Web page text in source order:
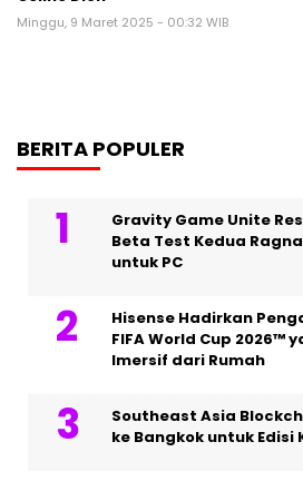
Minggu, 9 Maret 2025 - 00:32 WIB
BERITA POPULER
Gravity Game Unite
Beta Test Kedua
untuk PC
Hisense Hadirkan
FIFA World Cup 2026™
Imersif dari Rumah
Southeast Asia
ke Bangkok untuk Edisi